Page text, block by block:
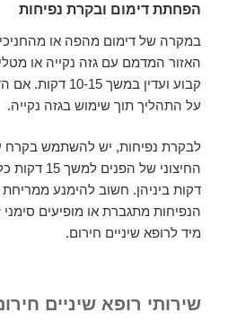
הפחתת דימום ובקרת נפיחות
במקרה של דימום מהפה או
האזור המדמם עם גזה נקייה או
קבוע ועדין במשך
על התהליך תוך שימוש בגזה נקייה.
לבקרת נפיחות, יש להשתמש בקרח
דקות ביניהן. חשוב להימנע
הנפיחות מתגברת או מופיעים סימני
מיד לרופא שיניים חירום.
שירותי רופא שיניים